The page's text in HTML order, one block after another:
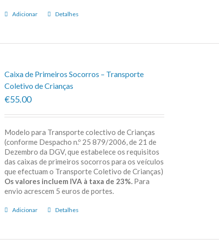
Adicionar Detalhes
Caixa de Primeiros Socorros – Transporte
Coletivo de Crianças
€55.00
Modelo para Transporte colectivo de Crianças
(conforme Despacho n.º 25 879/2006, de 21 de
Dezembro da DGV, que estabelece os requisitos
das caixas de primeiros socorros para os veículos
que efectuam o Transporte Coletivo de Crianças)
Os valores incluem IVA à taxa de 23%. Para
envio acrescem 5 euros de portes.
Adicionar Detalhes